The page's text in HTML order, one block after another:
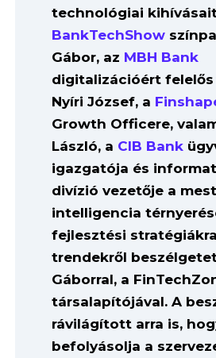
technológiai
BankTechShow
Gábor, az MBH Bank
digitalizációért felelős
Nyíri József, a
Growth Officere,
László, a CIB Bank
igazgatója és
divízió vezetője a
intelligencia
fejlesztési
trendekről
Gáborral, a
társalapítójával. A
rávilágított arra is,
befolyásolja a